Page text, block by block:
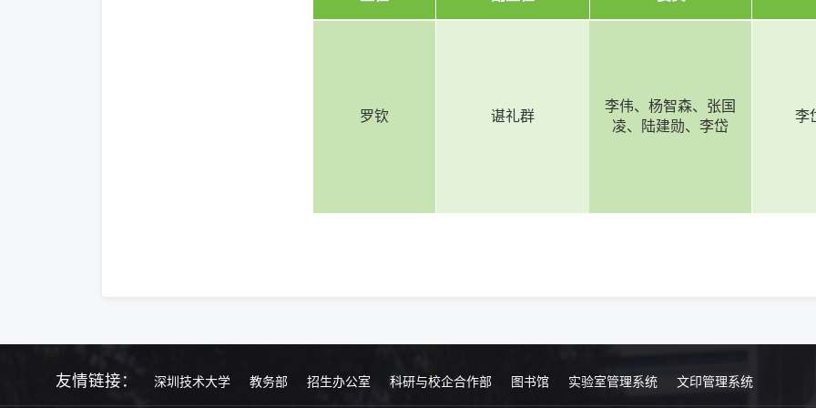
罗钦 谌礼群
李伟、杨智森、张国
凌、陆建勋、李岱
李
友情链接： 深圳技术大学 教务部 招生办公室 科研与校企合作部 图书馆 实验室管理系统 文印管理系统